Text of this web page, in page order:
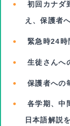
初回カナダ
え、保護者
緊急時24時
生徒さんへ
保護者への
各学期、中
日本語解説